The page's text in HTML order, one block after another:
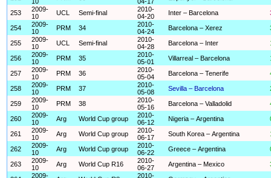
253
2009-
10
UCL Semi-final
2010-
04-20
Inter – Barcelona
254
2009-
10
PRM 34
2010-
04-24
Barcelona – Xerez
255
2009-
10
UCL Semi-final
2010-
04-28
Barcelona – Inter
256
2009-
10
PRM 35
2010-
05-01
Villarreal – Barcelona
257
2009-
10
PRM 36
2010-
05-04
Barcelona – Tenerife
258
2009-
10
PRM 37
2010-
05-08
Sevilla – Barcelona
259
2009-
10
PRM 38
2010-
05-16
Barcelona – Valladolid
260
2009-
10
Arg World Cup group
2010-
06-12
Nigeria – Argentina
261
2009-
10
Arg World Cup group
2010-
06-17
South Korea – Argentina
262
2009-
10
Arg World Cup group
2010-
06-22
Greece – Argentina
263
2009-
10
Arg World Cup R16
2010-
06-27
Argentina – Mexico
2009-
2010-